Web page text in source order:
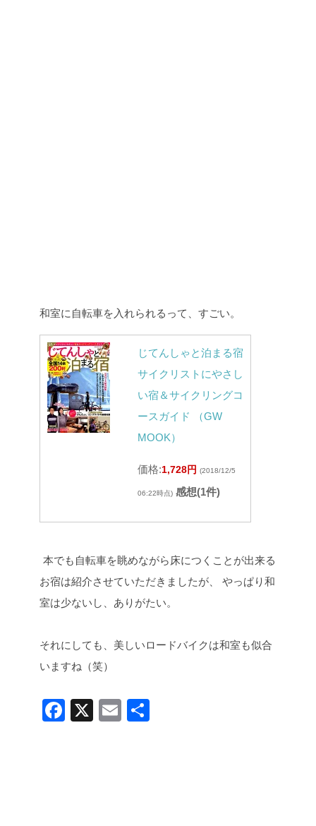
和室に自転車を入れられるって、すごい。
じてんしゃと泊まる宿
サイクリストにやさし
い宿＆サイクリングコ
ースガイド （GW
MOOK）
価格:1,728円 (2018/12/5
06:22時点) 感想(1件)
本でも自転車を眺めながら床につくことが出来る
お宿は紹介させていただきましたが、
やっぱり和
室は少ないし、ありがたい。
それにしても、美しいロードバイクは和室も似合
いますね（笑）
F
X
E